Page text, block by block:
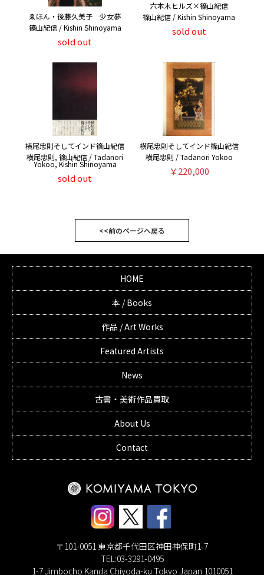
ゑほん・後藤久美子 少女夢
篠山紀信 / Kishin Shinoyama
sold out
六本木ヒルズ×篠山紀信
篠山紀信 / Kishin Shinoyama
sold out
横尾忠則そしてインド篠山紀信
横尾忠則, 篠山紀信 / Tadanori
Yokoo, Kishin Shinoyama
sold out
横尾忠則そしてインド篠山紀信
横尾忠則 / Tadanori Yokoo
￥220,000
<<前のページへ戻る
HOME
本 / Books
作品 / Art Works
Featured Artists
News
古書・美術作品買取
About Us
Contact
〒101-0051 東京都千代田区神田神保町1-7
TEL:03-3291-0495
1-7 Jimbocho Kanda Chiyoda-ku Tokyo Japan 1010051